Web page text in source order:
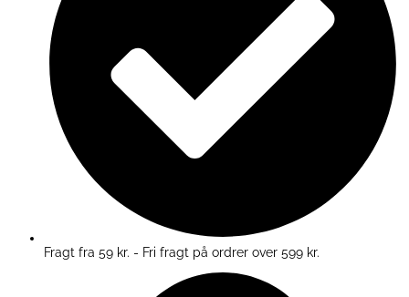
Fragt fra 59 kr. - Fri fragt på ordrer over 599 kr.